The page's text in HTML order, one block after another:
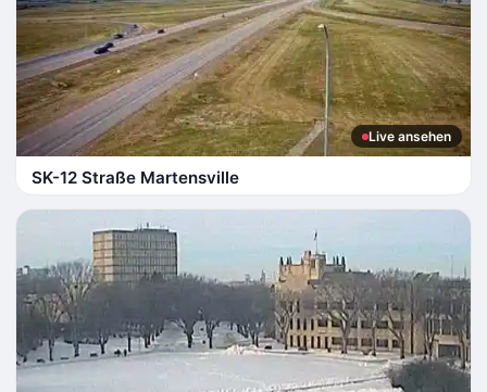
Live ansehen
SK-12 Straße Martensville